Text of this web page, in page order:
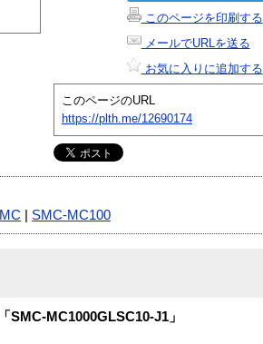
このページを印刷する
メールでURLを送る
お気に入りに追加する
このページのURL
https://plth.me/12690174
SMC-MC100
MC1000GLSC10-J1」